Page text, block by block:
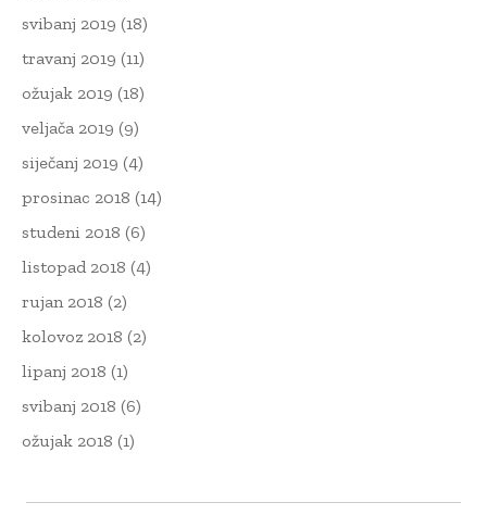
svibanj 2019 (18)
travanj 2019 (11)
ožujak 2019 (18)
veljača 2019 (9)
siječanj 2019 (4)
prosinac 2018 (14)
studeni 2018 (6)
listopad 2018 (4)
rujan 2018 (2)
kolovoz 2018 (2)
lipanj 2018 (1)
svibanj 2018 (6)
ožujak 2018 (1)